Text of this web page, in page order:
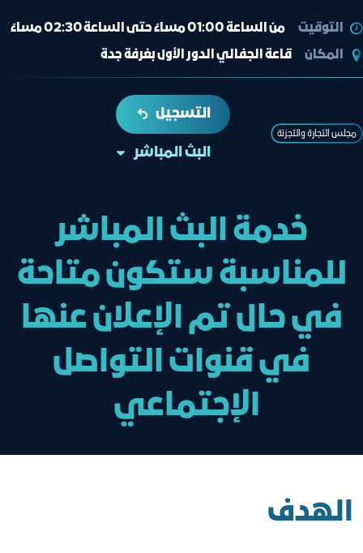
التوقيت
من الساعة 01:00 مساءً حتى الساعة 02:30 مساءً
المكان
قاعة الجفالي الدور الأول بغرفة جدة
ﻣﺠﻠﺲ اﻟﺘﺠﺎرة واﻟﺘﺠﺰﺋﺔ
التسجيل
البث المباشر
خدمة البث المباشر
للمناسبة ستكون متاحة
في حال تم الإعلان عنها
في قنوات التواصل
الإجتماعي
الهدف